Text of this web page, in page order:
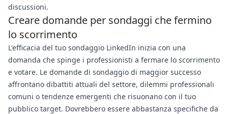
discussioni.
Creare domande per sondaggi che fermino
lo scorrimento
L'efficacia del tuo sondaggio LinkedIn inizia con una
domanda che spinge i professionisti a fermare lo scorrimento
e votare. Le domande di sondaggio di maggior successo
affrontano dibattiti attuali del settore, dilemmi professionali
comuni o tendenze emergenti che risuonano con il tuo
pubblico target. Dovrebbero essere abbastanza specifiche da